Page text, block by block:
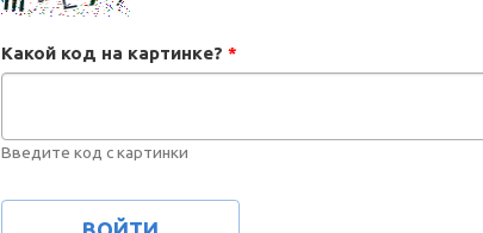
Какой код на картинке? *
Введите код с картинки